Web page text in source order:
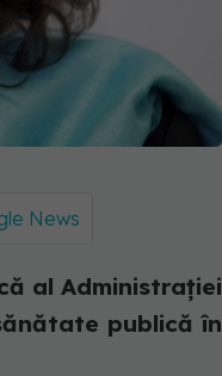
News
al Administrației
publică în